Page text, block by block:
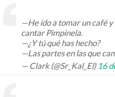
—He ido a tomar un café y
cantar Pimpinela.
—¿Y tú qué has hecho?
—Las partes en las que
— Clark (@Sr_Kal_El) 16